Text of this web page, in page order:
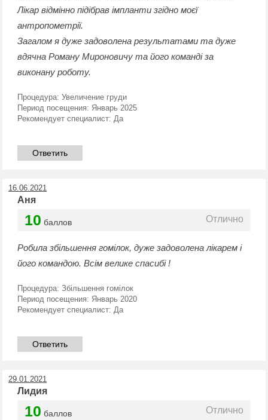
Лікар відмінно підібрав імпланти згідно моєї
антропометрії.
Загалом я дуже задоволена результатами та дуже
вдячна Роману Мироновичу та його команді за
виконану роботу.
Процедура: Увеличение груди
Период посещения: Январь 2025
Рекомендует специалист: Да
Ответить
16.06.2021
Аня
10 баллов Отлично
Робила збільшення гомілок, дуже задоволена лікарем і
його командою. Всім велике спасибі !
Процедура: Збільшення гомілок
Период посещения: Январь 2020
Рекомендует специалист: Да
Ответить
29.01.2021
Лидия
10 баллов Отлично